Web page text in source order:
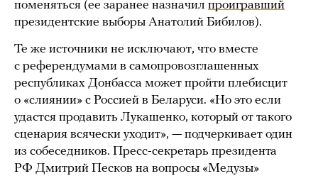
поменяться (ее заранее назначил проигравший
президентские выборы Анатолий Бибилов).
Те же источники не исключают, что вместе
с референдумами в самопровозглашенных
республиках Донбасса может пройти плебисцит
о «слиянии» с Россией в Беларуси. «Но это если
удастся продавить Лукашенко, который от такого
сценария всячески уходит», — подчеркивает один
из собеседников. Пресс-секретарь президента
РФ Дмитрий Песков на вопросы «Медузы»